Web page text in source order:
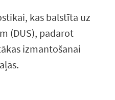
kas balstīta uz
(DUS), padarot
izmantošanai